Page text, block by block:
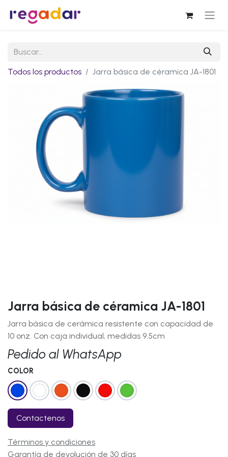
Todos los productos Jarra básica de céramica JA-1801
Jarra básica de céramica JA-1801
Jarra básica de cerámica resistente con capacidad de
10 onz. Con caja individual, medidas 9.5cm
Pedido al WhatsApp
COLOR
Contactenos
Términos y condiciones
Garantía de devolución de 30 días